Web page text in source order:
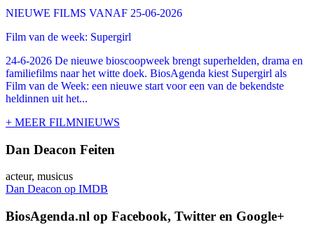
NIEUWE FILMS VANAF 25-06-2026
Film van de week: Supergirl
24-6-2026 De nieuwe bioscoopweek brengt superhelden, drama en
familiefilms naar het witte doek. BiosAgenda kiest Supergirl als
Film van de Week: een nieuwe start voor een van de bekendste
heldinnen uit het...
+ MEER FILMNIEUWS
Dan Deacon Feiten
acteur, musicus
Dan Deacon op IMDB
BiosAgenda.nl op Facebook, Twitter en Google+